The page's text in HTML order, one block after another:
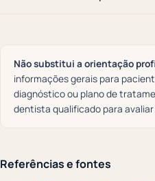
Não substitui a orientação
informações gerais para
diagnóstico ou plano de
dentista qualificado para
Referências e fontes